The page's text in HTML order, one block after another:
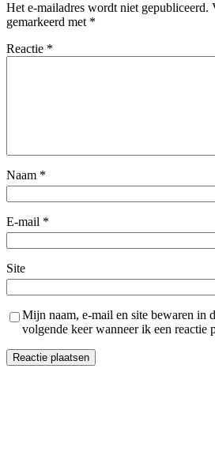
Het e-mailadres wordt niet gepubliceerd.
gemarkeerd met *
Reactie *
Naam *
E-mail *
Site
Mijn naam, e-mail en site bewaren in
volgende keer wanneer ik een reactie